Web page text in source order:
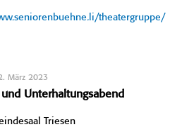
theatergruppe/
März 2023
Unterhaltungsabend
Triesen